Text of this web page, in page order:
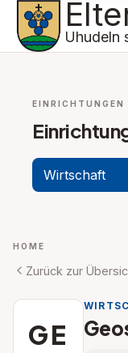
Uhudeln
EINRICHTUNGEN
Wirtschaft
HOME
Zurück zur
GE